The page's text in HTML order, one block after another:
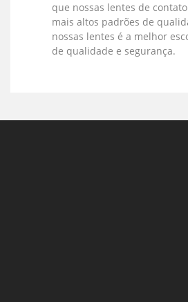
que nossas lentes de
mais altos padrões de
nossas lentes é a melhor
de qualidade e segurança.